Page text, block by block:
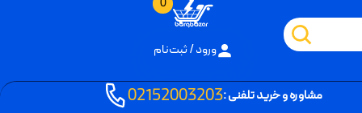
0
ورود / ثبت‌نام
مشاوره و خرید تلفنی :02152003203